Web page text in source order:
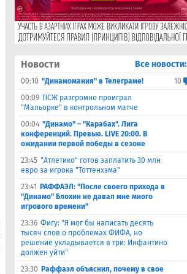
Новости Все новости:
00:10 "Динамомания" в Телеграме!
10
00:09 ПСЖ разгромно проиграл
"Мальорке" в контрольном матче
00:04 "Динамо" – "Карабах". Лига
конференций. Превью. LIVE 20:00. В
ожидании первой победы в сезоне
23:45 "Атлетико" готов заплатить 30 млн
евро за игрока "Тоттенхэма"
23:41
РАФФАЭЛ: "После своего прихода в
"Динамо" Блохин не давал мне много
игрового времени"
23:36 Фигу: "Я мог бы написать десять
тысяч слов о проблемах ФИФА, но
решение укладывается в три: Инфантино
должен уйти"
23:30 Раффаэл объяснил, почему в свое